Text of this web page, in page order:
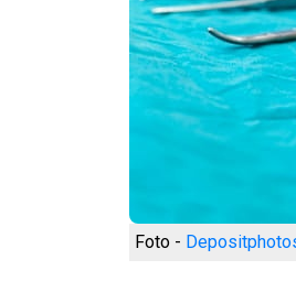
Foto -